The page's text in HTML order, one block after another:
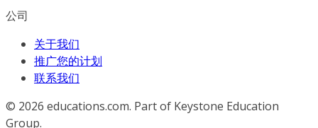
公司
关于我们
推广您的计划
联系我们
© 2026 educations.com. Part of Keystone Education
Group.